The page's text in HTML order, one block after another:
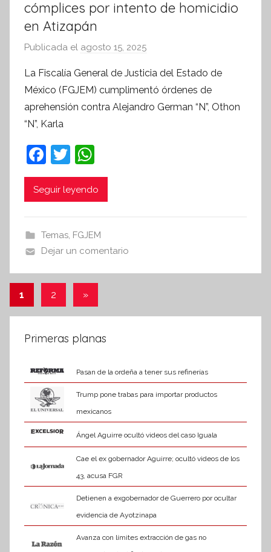
cómplices por intento de homicidio
en Atizapán
Publicada el agosto 15, 2025
r
S
í
a
a
La Fiscalía General de Justicia del Estado de
México (FGJEM) cumplimentó órdenes de
aprehensión contra Alejandro German “N”, Othon
“N”, Karla
F
a
c
b
o
o
k
T
w
itt
h
at
A
p
p
Seguir leyendo
Temas, FGJEM
Dejar un comentario
Paginación
de
entradas
1 2
Entradas
»
Primeras planas
Pasan de la ordeña a tener sus refinerías
Trump pone trabas para importar productos
mexicanos
Ángel Aguirre ocultó videos del caso Iguala
Cae el ex gobernador Aguirre; ocultó videos de los
43, acusa FGR
Detienen a exgobernador de Guerrero por ocultar
evidencia de Ayotzinapa
Avanza con límites extracción de gas no